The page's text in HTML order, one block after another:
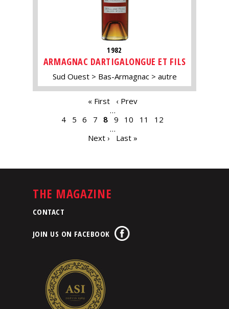
1982
ARMAGNAC DARTIGALONGUE ET FILS
Sud Ouest Bas-Armagnac autre
« First
‹ Prev
…
4
5 6 7 8 9 10 11
12
…
Next ›
Last »
THE MAGAZINE
CONTACT
JOIN US ON FACEBOOK